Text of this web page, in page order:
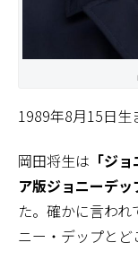
1989年8月15日生
岡田将生は 「ジ
ア版ジョニーデッ
た。確かに言わ
ニー・デップとど